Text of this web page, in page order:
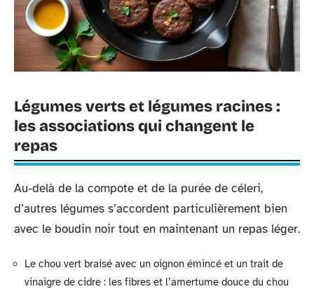
Légumes verts et légumes racines :
les associations qui changent le
repas
Au-delà de la compote et de la purée de céleri,
d’autres légumes s’accordent particulièrement bien
avec le boudin noir tout en maintenant un repas léger.
Le chou vert braisé avec un oignon émincé et un trait de
vinaigre de cidre : les fibres et l’amertume douce du chou